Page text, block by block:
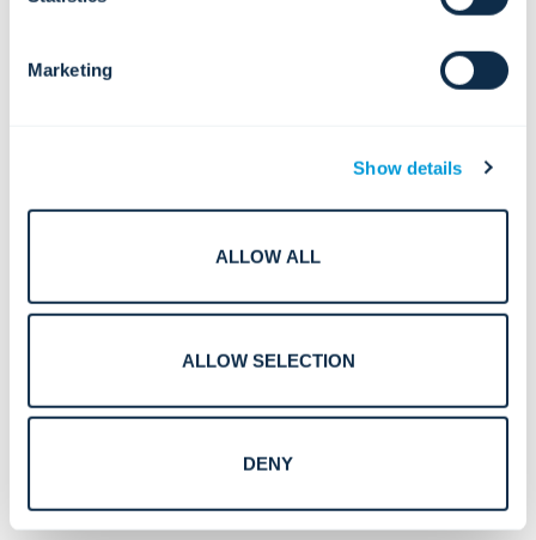
Marketing
Show details
ALLOW ALL
ALLOW SELECTION
DENY
dirigió el departamento de desarrollo corporativo de Cox
Automotive. Antes de pasar a ocupar puestos de liderazgo
«Estoy encantado de incorporarme a Convergint; la
excepcional, su inversión en sus empleados y su
trayectoria y su éxito continuado», afirmó Eric Jacobs,
impulsando el crecimiento a nivel mundial y
un servicio al cliente excepcional».